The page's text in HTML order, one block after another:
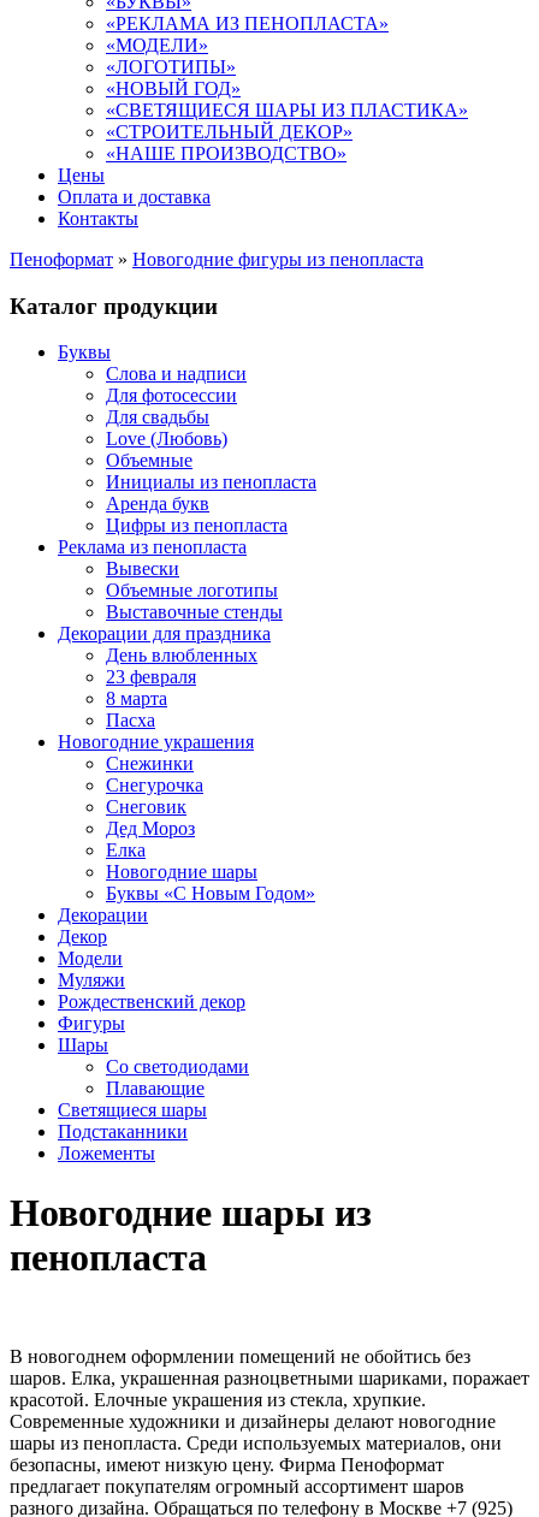
«РЕКЛАМА ИЗ ПЕНОПЛАСТА»
«МОДЕЛИ»
«ЛОГОТИПЫ»
«НОВЫЙ ГОД»
«СВЕТЯЩИЕСЯ ШАРЫ ИЗ ПЛАСТИКА»
«СТРОИТЕЛЬНЫЙ ДЕКОР»
«НАШЕ ПРОИЗВОДСТВО»
Цены
Оплата и доставка
Контакты
Пеноформат » Новогодние фигуры из пенопласта
Каталог продукции
Буквы
Слова и надписи
Для фотосессии
Для свадьбы
Love (Любовь)
Объемные
Инициалы из пенопласта
Аренда букв
Цифры из пенопласта
Реклама из пенопласта
Вывески
Объемные логотипы
Выставочные стенды
Декорации для праздника
День влюбленных
23 февраля
8 марта
Пасха
Новогодние украшения
Снежинки
Снегурочка
Снеговик
Дед Мороз
Елка
Новогодние шары
Буквы «С Новым Годом»
Декорации
Декор
Модели
Муляжи
Рождественский декор
Фигуры
Шары
Со светодиодами
Плавающие
Светящиеся шары
Подстаканники
Ложементы
Новогодние шары из
пенопласта
В новогоднем оформлении помещений не обойтись без
шаров. Елка, украшенная разноцветными шариками, поражает
красотой. Елочные украшения из стекла, хрупкие.
Современные художники и дизайнеры делают новогодние
шары из пенопласта. Среди используемых материалов, они
безопасны, имеют низкую цену. Фирма Пеноформат
предлагает покупателям огромный ассортимент шаров
разного дизайна. Обращаться по телефону в Москве +7 (925)